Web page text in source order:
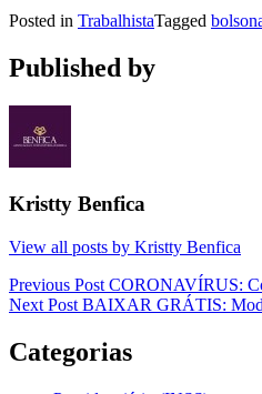
Posted in TrabalhistaTagged
Published by
Kristty Benfica
View all posts by Kristty Benfica
Navegação
de
Post
Previous Post CORONAVÍRUS:
Next Post BAIXAR GRÁTIS:
Categorias